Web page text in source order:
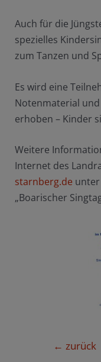
Auch für die
spezielles
zum Tanzen und
Es wird eine
Notenmaterial
erhoben – Kinder
Weitere
Internet des
starnberg.de unter
„Boarischer
← zurück